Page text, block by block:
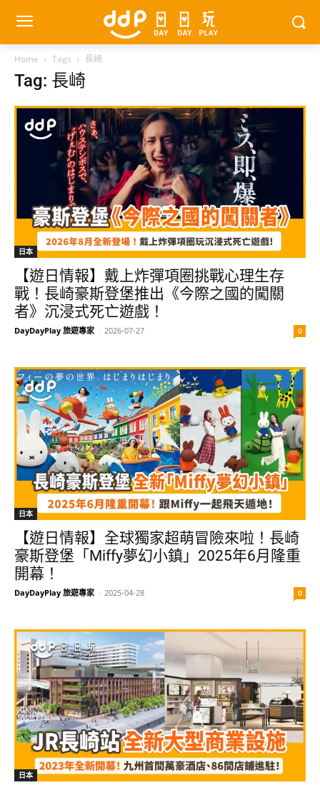
Home Tags 長崎
Tag: 長崎
日本
【遊日情報】戴上炸彈項圈挑戰心理生存
戰！長崎豪斯登堡推出《今際之國的闖關
者》沉浸式死亡遊戲！
DayDayPlay 旅遊專家 - 2026-07-27 0
日本
【遊日情報】全球獨家超萌冒險來啦！長崎
豪斯登堡「Miffy夢幻小鎮」2025年6月隆重
開幕！
DayDayPlay 旅遊專家 - 2025-04-28 0
日本